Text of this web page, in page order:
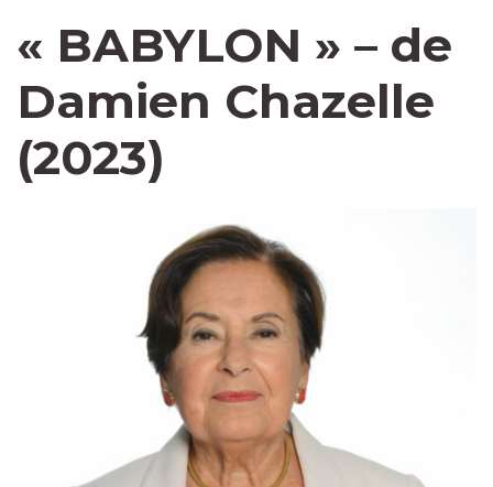
« BABYLON » – de
Damien Chazelle
(2023)